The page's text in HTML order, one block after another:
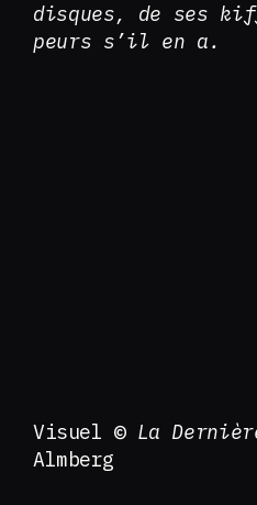
disques, de ses
peurs s’il en a.
Visuel © La
Almberg